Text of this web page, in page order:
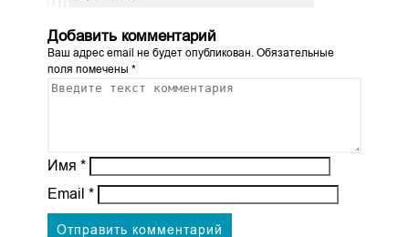
Добавить комментарий
Ваш адрес email не будет опубликован.Обязательные
поля помечены *
Имя *
Email *